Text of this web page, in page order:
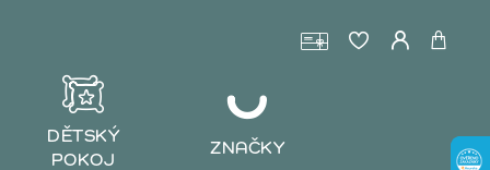
DĚTSKÝ
POKOJ
ZNAČKY